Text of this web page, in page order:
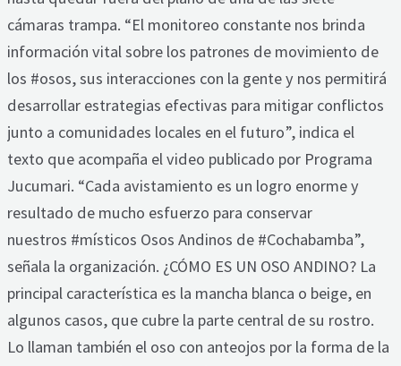
cámaras trampa. “El monitoreo constante nos brinda
información vital sobre los patrones de movimiento de
los #osos, sus interacciones con la gente y nos permitirá
desarrollar estrategias efectivas para mitigar conflictos
junto a comunidades locales en el futuro”, indica el
texto que acompaña el video publicado por Programa
Jucumari. “Cada avistamiento es un logro enorme y
resultado de mucho esfuerzo para conservar
nuestros #místicos Osos Andinos de #Cochabamba”,
señala la organización. ¿CÓMO ES UN OSO ANDINO? La
principal característica es la mancha blanca o beige, en
algunos casos, que cubre la parte central de su rostro.
Lo llaman también el oso con anteojos por la forma de la